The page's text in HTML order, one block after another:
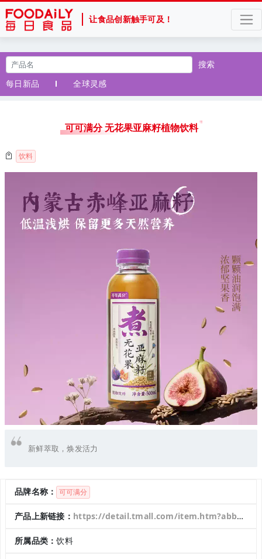
让食品创新触手可及！
搜索
每日新品
全球灵感
可可满分 无花果亚麻籽植物饮料
饮料
新鲜萃取，焕发活力
品牌名称： 可可满分
产品上新链接： https://detail.tmall.com/item.htm?abbucket=1&id=969054397773&mi_id=0000fOMTLyQ_GZWaG4IvJqhXpO9QHmWXrI_oAb3TLP4-PYM&ns=1&skuId=5915552920434&spm=a21n57.1.hoverItem.1&utparam=%7B%22aplus_abtest%22%3A%226fc1ee7d70031f8a214aeca014671671%22%7D&xxc=taobaoSearch
所属品类：饮料